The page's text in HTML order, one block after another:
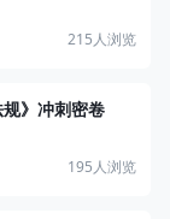
215人浏览
》冲刺密卷
195人浏览